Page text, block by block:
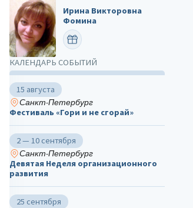
Ирина Викторовна
Фомина
ПОЗДРАВИТЬ
КАЛЕНДАРЬ СОБЫТИЙ
15 августа
Санкт-Петербург
Фестиваль «Гори и не сгорай»
2 — 10 сентября
Санкт-Петербург
Девятая Неделя организационного
развития
25 сентября